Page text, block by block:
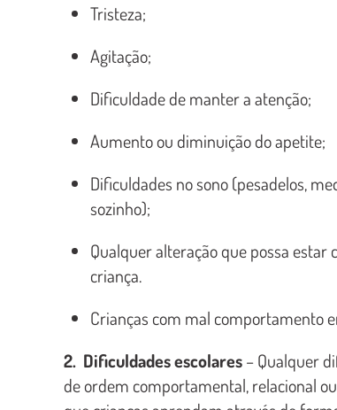
Tristeza;
Agitação;
Dificuldade de manter a atenção;
Aumento ou diminuição do apetite;
Dificuldades no sono (pesadelos,
sozinho);
Qualquer alteração que possa estar
criança.
Crianças com mal comportamento
2. Dificuldades escolares– Qualquer
de ordem comportamental, relacional